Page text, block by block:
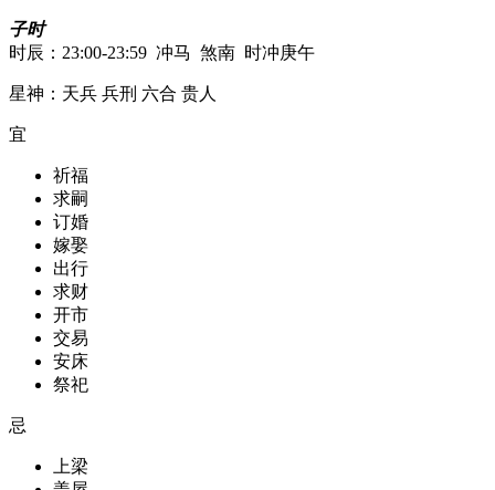
子时
时辰：23:00-23:59 冲马 煞南 时冲庚午
星神：天兵 兵刑 六合 贵人
宜
祈福
求嗣
订婚
嫁娶
出行
求财
开市
交易
安床
祭祀
忌
上梁